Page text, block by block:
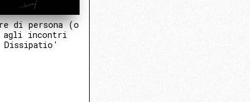
di persona (o
agli incontri